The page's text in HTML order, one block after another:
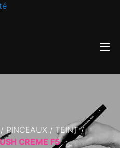
/ PINCEAUX / TEINT /
CREME F5